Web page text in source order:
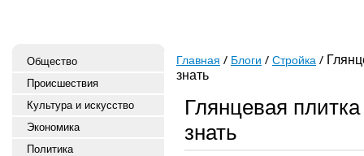
Общество
Происшествия
Культура и искусство
Экономика
Политика
Главная Блоги Стройка
знать
Глянцевая
знать